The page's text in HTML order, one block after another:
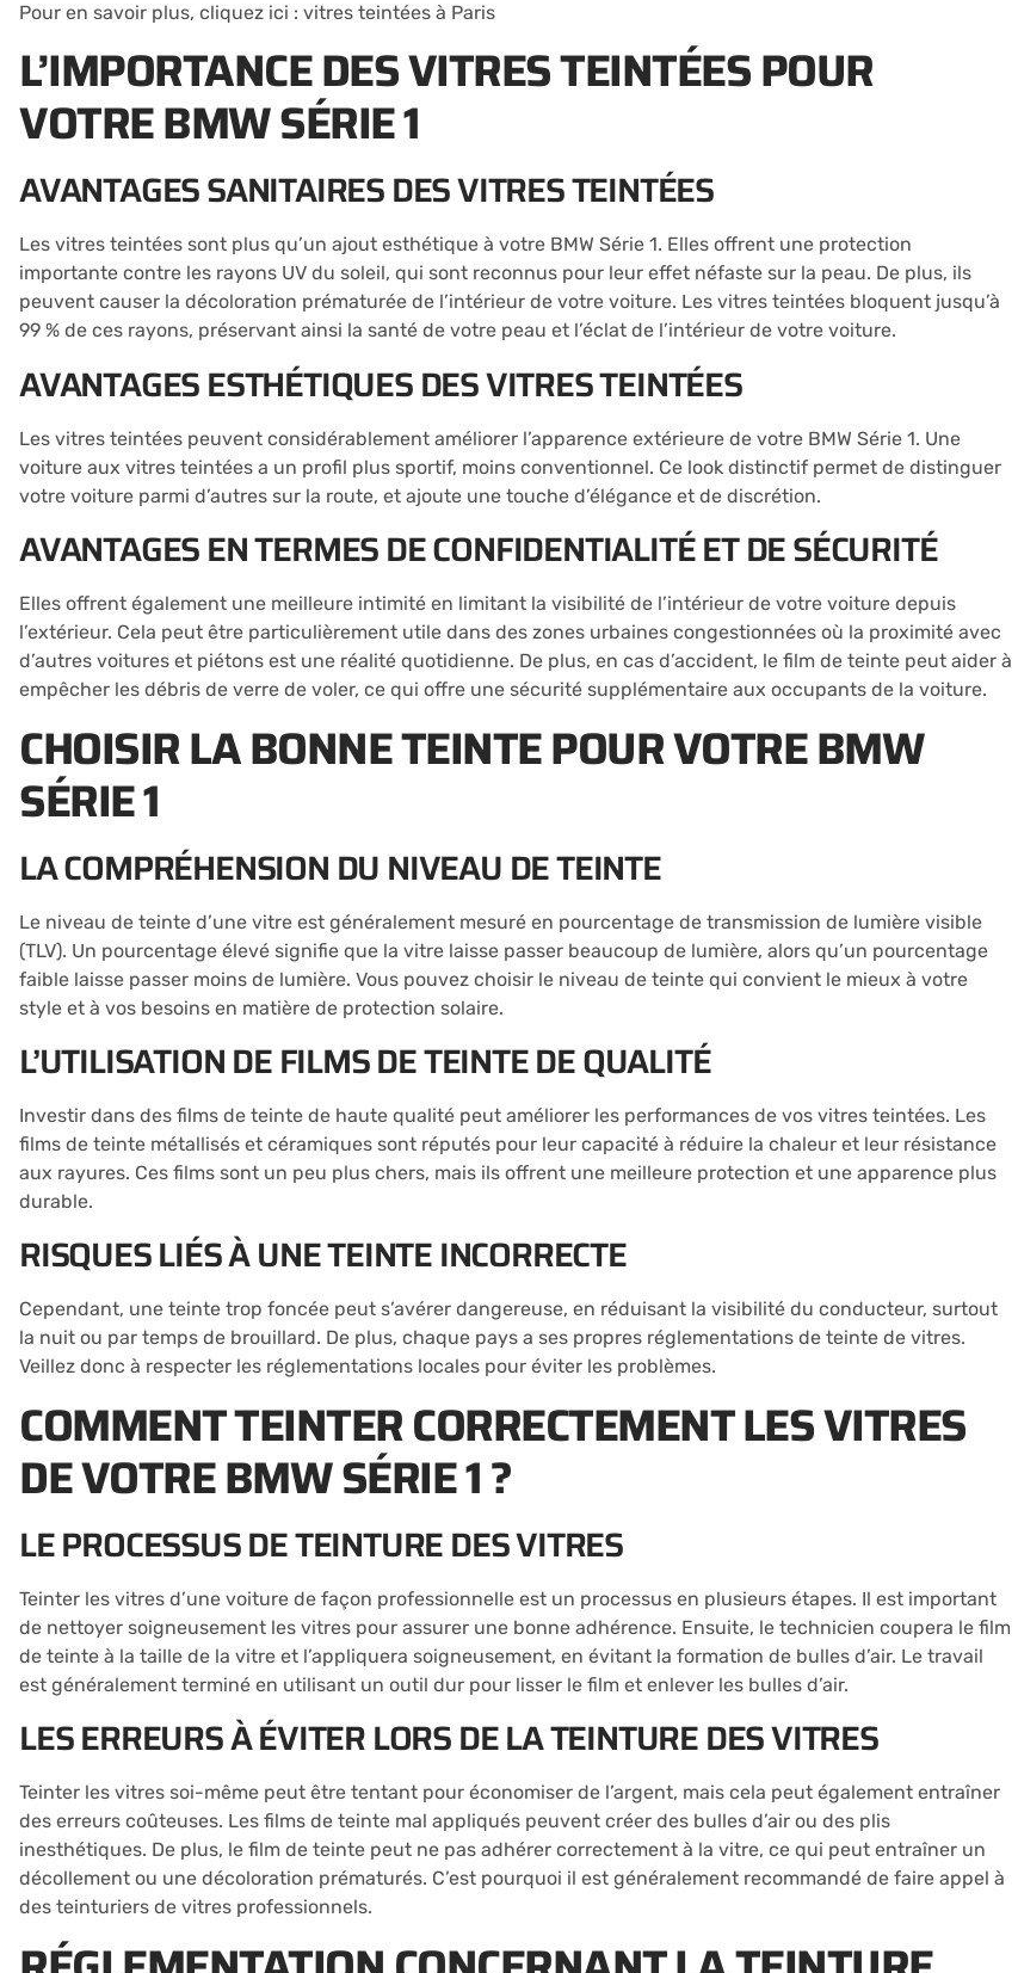
Pour en savoir plus, cliquez ici : vitres teintées à Paris
L’IMPORTANCE DES VITRES TEINTÉES POUR
VOTRE BMW SÉRIE 1
AVANTAGES SANITAIRES DES VITRES TEINTÉES
Les vitres teintées sont plus qu’un ajout esthétique à votre BMW Série 1. Elles offrent une protection
importante contre les rayons UV du soleil, qui sont reconnus pour leur effet néfaste sur la peau. De plus, ils
peuvent causer la décoloration prématurée de l’intérieur de votre voiture. Les vitres teintées bloquent jusqu’à
99 % de ces rayons, préservant ainsi la santé de votre peau et l’éclat de l’intérieur de votre voiture.
AVANTAGES ESTHÉTIQUES DES VITRES TEINTÉES
Les vitres teintées peuvent considérablement améliorer l’apparence extérieure de votre BMW Série 1. Une
voiture aux vitres teintées a un profil plus sportif, moins conventionnel. Ce look distinctif permet de distinguer
votre voiture parmi d’autres sur la route, et ajoute une touche d’élégance et de discrétion.
AVANTAGES EN TERMES DE CONFIDENTIALITÉ ET DE SÉCURITÉ
Elles offrent également une meilleure intimité en limitant la visibilité de l’intérieur de votre voiture depuis
l’extérieur. Cela peut être particulièrement utile dans des zones urbaines congestionnées où la proximité avec
d’autres voitures et piétons est une réalité quotidienne. De plus, en cas d’accident, le film de teinte peut aider à
empêcher les débris de verre de voler, ce qui offre une sécurité supplémentaire aux occupants de la voiture.
CHOISIR LA BONNE TEINTE POUR VOTRE BMW
SÉRIE 1
LA COMPRÉHENSION DU NIVEAU DE TEINTE
Le niveau de teinte d’une vitre est généralement mesuré en pourcentage de transmission de lumière visible
(TLV). Un pourcentage élevé signifie que la vitre laisse passer beaucoup de lumière, alors qu’un pourcentage
faible laisse passer moins de lumière. Vous pouvez choisir le niveau de teinte qui convient le mieux à votre
style et à vos besoins en matière de protection solaire.
L’UTILISATION DE FILMS DE TEINTE DE QUALITÉ
Investir dans des films de teinte de haute qualité peut améliorer les performances de vos vitres teintées. Les
films de teinte métallisés et céramiques sont réputés pour leur capacité à réduire la chaleur et leur résistance
aux rayures. Ces films sont un peu plus chers, mais ils offrent une meilleure protection et une apparence plus
durable.
RISQUES LIÉS À UNE TEINTE INCORRECTE
Cependant, une teinte trop foncée peut s’avérer dangereuse, en réduisant la visibilité du conducteur, surtout
la nuit ou par temps de brouillard. De plus, chaque pays a ses propres réglementations de teinte de vitres.
Veillez donc à respecter les réglementations locales pour éviter les problèmes.
COMMENT TEINTER CORRECTEMENT LES VITRES
DE VOTRE BMW SÉRIE 1 ?
LE PROCESSUS DE TEINTURE DES VITRES
Teinter les vitres d’une voiture de façon professionnelle est un processus en plusieurs étapes. Il est important
de nettoyer soigneusement les vitres pour assurer une bonne adhérence. Ensuite, le technicien coupera le film
de teinte à la taille de la vitre et l’appliquera soigneusement, en évitant la formation de bulles d’air. Le travail
est généralement terminé en utilisant un outil dur pour lisser le film et enlever les bulles d’air.
LES ERREURS À ÉVITER LORS DE LA TEINTURE DES VITRES
Teinter les vitres soi-même peut être tentant pour économiser de l’argent, mais cela peut également entraîner
des erreurs coûteuses. Les films de teinte mal appliqués peuvent créer des bulles d’air ou des plis
inesthétiques. De plus, le film de teinte peut ne pas adhérer correctement à la vitre, ce qui peut entraîner un
décollement ou une décoloration prématurés. C’est pourquoi il est généralement recommandé de faire appel à
des teinturiers de vitres professionnels.